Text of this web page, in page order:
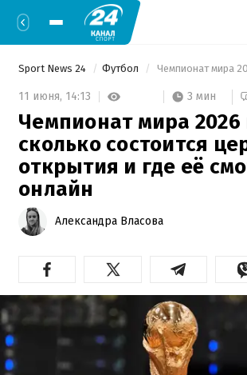
Sport News 24 Футбол
11 июня, 14:13 3 мин
Чемпионат мира 2026
сколько состоится
открытия и где её
онлайн
Александра Власова